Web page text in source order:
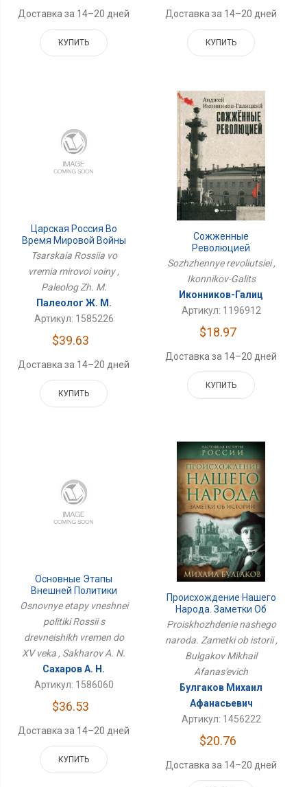
Доставка за 14–20 дней
КУПИТЬ
Доставка за 14–20 дней
КУПИТЬ
Царская Россия Во
Время Мировой Войны
Tsarskaia Rossiia vo
vremia mirovoi voiny ,
Paleolog Zh. M.
Палеолог Ж. М.
Артикул: 1585226
$39.63
Доставка за 14–20 дней
КУПИТЬ
Сожженные
Революцией
Sozhzhennye revoliutsiei ,
Ikonnikov-Galits
Иконников-Галиц
Артикул: 1196912
$18.97
Доставка за 14–20 дней
КУПИТЬ
Основные Этапы
Внешней Политики
России С Древнейших
Времен До XV Века
Osnovnye etapy vneshnei
politiki Rossii s
drevneishikh vremen do
XV veka , Sakharov A. N.
Сахаров А. Н.
Артикул: 1586060
$36.53
Доставка за 14–20 дней
КУПИТЬ
Происхождение Нашего
Народа. Заметки Об
Истории
Proiskhozhdenie nashego
naroda. Zametki ob istorii ,
Bulgakov Mikhail
Afanas'evich
Булгаков Михаил
Афанасьевич
Артикул: 1456222
$20.76
Доставка за 14–20 дней